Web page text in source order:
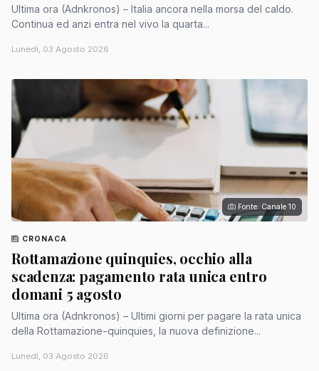
Ultima ora (Adnkronos) – Italia ancora nella morsa del caldo.
Continua ed anzi entra nel vivo la quarta...
Lunedì, 03 Agosto 2026
Fonte: Canale 10
CRONACA
Rottamazione quinquies, occhio alla
scadenza: pagamento rata unica entro
domani 5 agosto
Ultima ora (Adnkronos) – Ultimi giorni per pagare la rata unica
della Rottamazione-quinquies, la nuova definizione...
Lunedì, 03 Agosto 2026